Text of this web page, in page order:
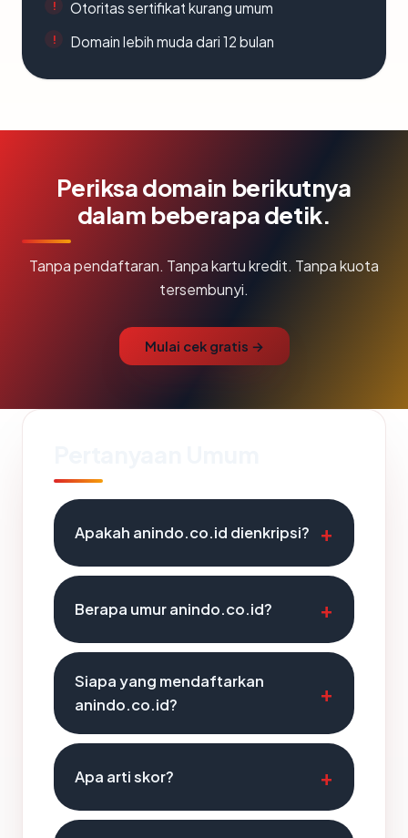
Otoritas sertifikat kurang umum
Domain lebih muda dari 12 bulan
Periksa domain berikutnya
dalam beberapa detik.
Tanpa pendaftaran. Tanpa kartu kredit. Tanpa kuota
tersembunyi.
Mulai cek gratis →
Apakah anindo.co.id dienkripsi?
Berapa umur anindo.co.id?
Siapa yang mendaftarkan
anindo.co.id?
Apa arti skor?